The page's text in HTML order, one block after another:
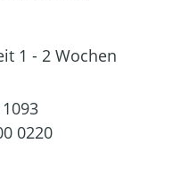
1 - 2 Wochen
0220